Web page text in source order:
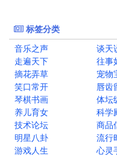
标签分类
音乐之声
谈天
走遍天下
往事
摘花弄草
宠物
笑口常开
唇齿
琴棋书画
体坛
养儿育女
科学
技术论坛
商品
明星八卦
流行
游戏人生
心灵